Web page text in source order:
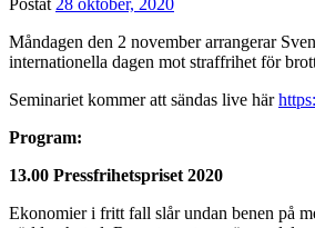
Postat 28 oktober, 2020
Måndagen den 2 november arrangerar
internationella dagen mot straffrihet för
Seminariet kommer att sändas live här
Program:
13.00 Pressfrihetspriset 2020
Ekonomier i fritt fall slår undan benen på